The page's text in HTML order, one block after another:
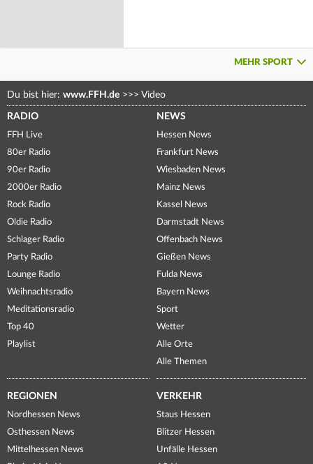
MEHR SPORT
Du bist hier: www.FFH.de >>> Video
RADIO
FFH Live
80er Radio
90er Radio
2000er Radio
Rock Radio
Oldie Radio
Schlager Radio
Party Radio
Lounge Radio
Weihnachtsradio
Meditationsradio
Top 40
Playlist
NEWS
Hessen News
Frankfurt News
Wiesbaden News
Mainz News
Kassel News
Darmstadt News
Offenbach News
Gießen News
Fulda News
Bayern News
Sport
Wetter
Alle Orte
Alle Themen
REGIONEN
Nordhessen News
Osthessen News
Mittelhessen News
VERKEHR
Staus Hessen
Blitzer Hessen
Unfälle Hessen